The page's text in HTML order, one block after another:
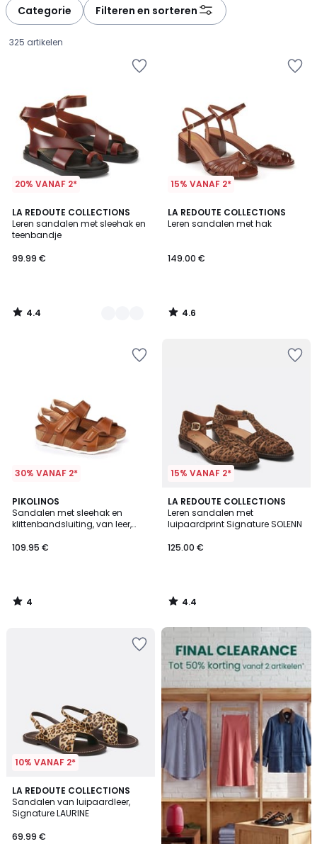
Categorie Filteren en sorteren
325 artikelen
20% VANAF 2*
LA REDOUTE COLLECTIONS
Leren sandalen met sleehak en
teenbandje
€.
99.99 €
4.4
/ 5
2
Kleuren
4.4
/
15% VANAF 2*
LA REDOUTE COLLECTIONS
Leren sandalen met hak
149.00 €
4.6
/ 5
4.6
/
30% VANAF 2*
PIKOLINOS
Sandalen met sleehak en
klittenbandsluiting, van leer,
109.95 €
4
/
5
4
/
15% VANAF 2*
LA REDOUTE COLLECTIONS
Leren sandalen met
luipaardprint Signature SOLENN
125.00 €
4.4
/ 5
4.4
/
10% VANAF 2*
LA REDOUTE COLLECTIONS
Sandalen van luipaardleer,
Signature LAURINE
69.99 €
4.6
/ 5
FINAL
CLEARANCE